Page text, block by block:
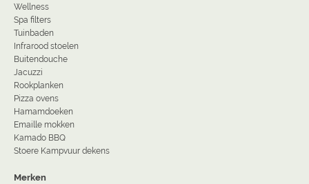
Wellness
Spa filters
Tuinbaden
Infrarood stoelen
Buitendouche
Jacuzzi
Rookplanken
Pizza ovens
Hamamdoeken
Emaille mokken
Kamado BBQ
Stoere Kampvuur dekens
Merken